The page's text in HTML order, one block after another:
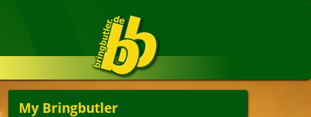
My Bringbutler